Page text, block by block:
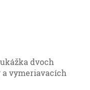
dvoch
vymeriavacích